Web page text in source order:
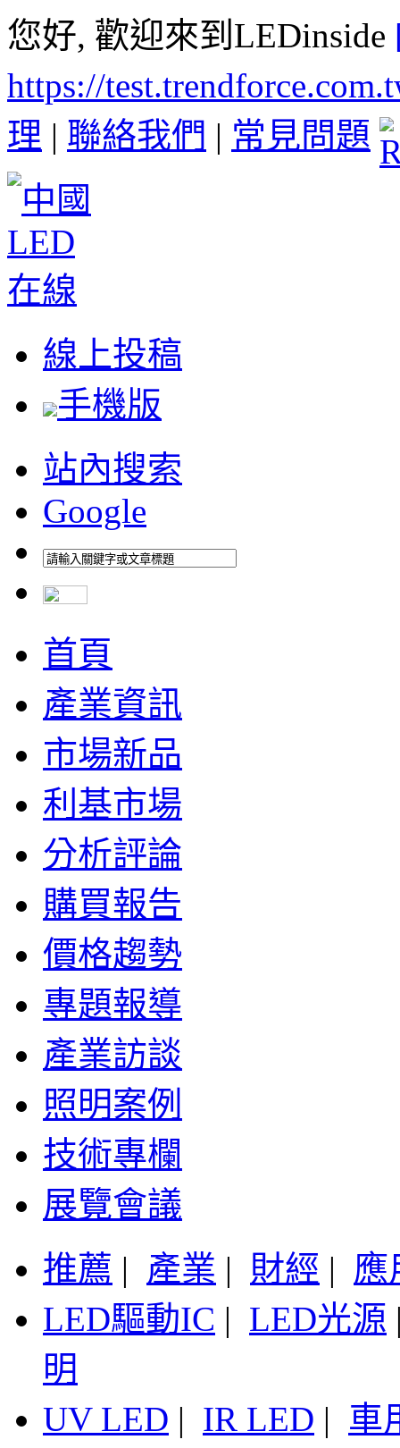
您好, 歡迎來到LEDinside
https://
理 | 聯絡我們 | 常見問題
線上投稿
手機版
站內搜索
Google
首頁
產業資訊
市場新品
利基市場
分析評論
購買報告
價格趨勢
專題報導
產業訪談
照明案例
技術專欄
展覽會議
推薦 | 產業 | 財經 | 應
LED驅動IC | LED光源
明
UV LED | IR LED | 車